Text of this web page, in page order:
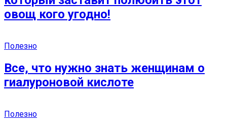
овощ кого угодно!
Полезно
Все, что нужно знать женщинам о
гиалуроновой кислоте
Полезно